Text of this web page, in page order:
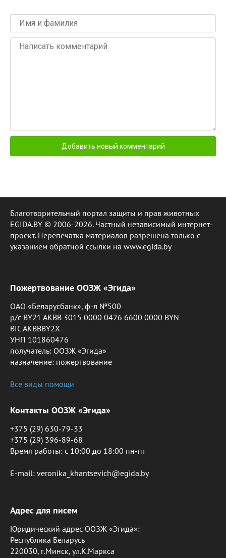
Благотворительный портал защиты и прав животных
EGIDA.BY © 2006-2026. Частный независимый интернет-
проект. Перепечатка материалов разрешена только с
указанием обратной ссылки на www.egida.by
Пожертвование ООЗЖ «Эгида»
ОАО «Беларусбанк», ф-л №500
р/с BY21 AKBB 3015 0000 0426 6600 0000 BYN
BIC AKBBBY2X
УНП 101860476
получатель: ООЗЖ «Эгида»
назначение: пожертвование
Все виды помощи
Контакты ООЗЖ «Эгида»
+375 (29) 630-79-33
+375 (29) 396-89-68
Время работы: c 10:00 до 18:00 пн-пт
E-mail: veronika_khantsevich@egida.by
Адрес для писем
Юридический адрес ООЗЖ «Эгида»:
Республика Беларусь
220030, г.Минск, ул.К.Маркса